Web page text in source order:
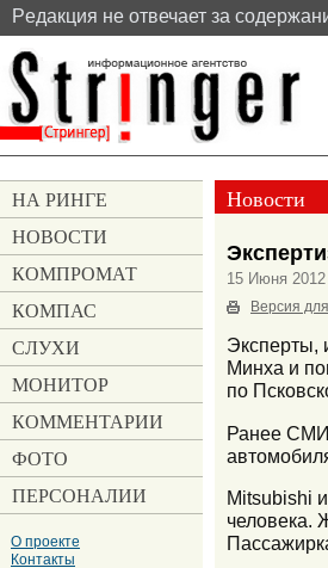
Pедакция не отвечает за
Новости
15 Июня 2012
Версия
Эксперты,
Минха и
по
Ранее СМИ
Mitsubishi
человека.
НА РИНГЕ
НОВОСТИ
КОМПРОМАТ
КОМПАС
СЛУХИ
МОНИТОР
КОММЕНТАРИИ
ФОТО
ПЕРСОНАЛИИ
О проекте
Контакты